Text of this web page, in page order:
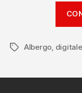
Tag Albergo